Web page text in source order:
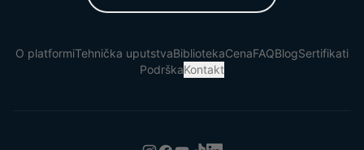
O platformiTehnička uputstvaBibliotekaCenaFAQBlogSertifikati
PodrškaKontakt